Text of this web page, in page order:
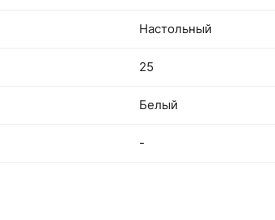
Настольный
25
Белый
-